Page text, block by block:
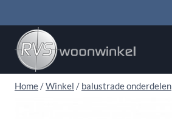
naar
inhoud
Home /Winkel / balustrade onderdelen